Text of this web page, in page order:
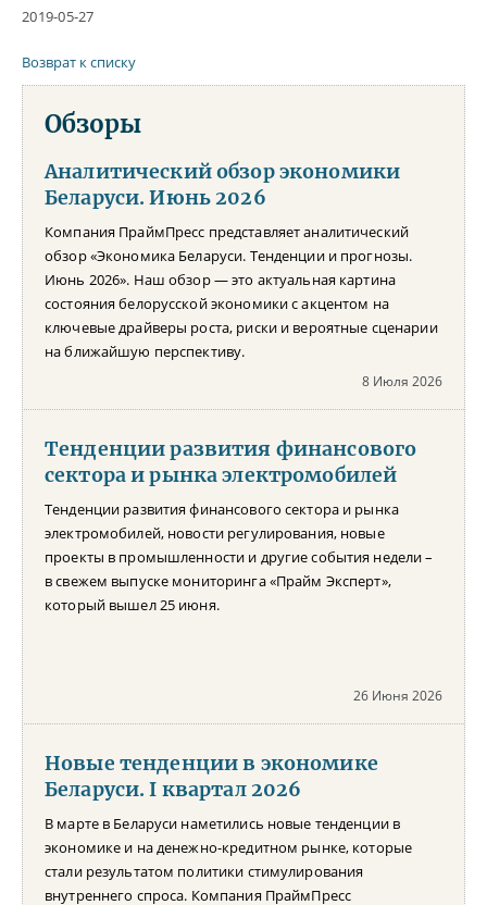
2019-05-27
Возврат к списку
Обзоры
Аналитический обзор экономики
Беларуси. Июнь 2026
Компания ПраймПресс представляет аналитический
обзор «Экономика Беларуси. Тенденции и прогнозы.
Июнь 2026». Наш обзор — это актуальная картина
состояния белорусской экономики с акцентом на
ключевые драйверы роста, риски и вероятные сценарии
на ближайшую перспективу.
8 Июля 2026
Тенденции развития финансового
сектора и рынка электромобилей
Тенденции развития финансового сектора и рынка
электромобилей, новости регулирования, новые
проекты в промышленности и другие события недели –
в свежем выпуске мониторинга «Прайм Эксперт»,
который вышел 25 июня.
26 Июня 2026
Новые тенденции в экономике
Беларуси. I квартал 2026
В марте в Беларуси наметились новые тенденции в
экономике и на денежно-кредитном рынке, которые
стали результатом политики стимулирования
внутреннего спроса. Компания ПраймПресс